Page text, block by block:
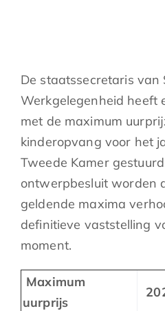
De staatssecretaris van
Werkgelegenheid heeft
met de maximum
kinderopvang voor het
Tweede Kamer
ontwerpbesluit worden
geldende maxima
definitieve vaststelling
moment.
Maximum
uurprijs